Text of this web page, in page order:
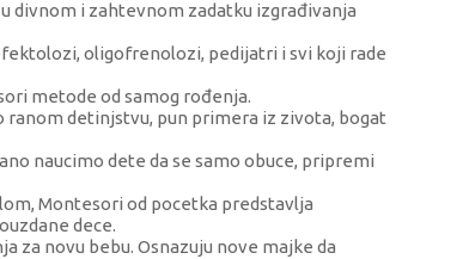
divnom i zahtevnom zadatku izgrađivanja
oligofrenolozi, pedijatri i svi koji rade
metode od samog rođenja.
detinjstvu, pun primera iz zivota, bogat
naucimo dete da se samo obuce, pripremi
Montesori od pocetka predstavlja
dece.
za novu bebu. Osnazuju nove majke da